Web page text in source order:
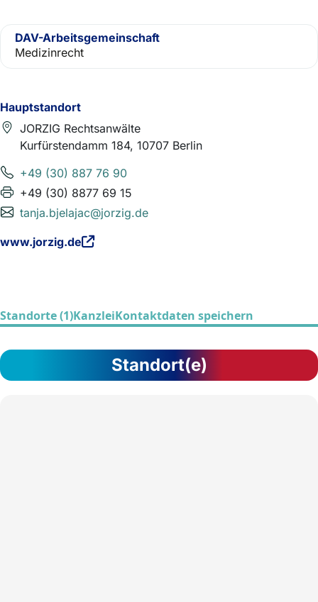
Hauptstandort
JORZIG Rechtsanwälte
Kurfürstendamm 184, 10707 Berlin
+49 (30) 887 76 90
+49 (30) 8877 69 15
tanja.bjelajac@jorzig.de
www.jorzig.de
DAV-Arbeitsgemeinschaft
Medizinrecht
Standorte (1)KanzleiKontaktdaten speichern
Standort(e)